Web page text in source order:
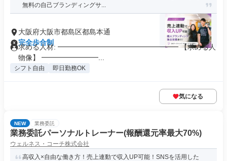
無料の自己ブランディングサ...
大阪府大阪市都島区都島本通
完全歩合制
求める人材: ━━━━━━━━━━━━━━━━━ 【求める人
物像】 ━━━━━━━━...
シフト自由 即日勤務OK
気になる
NEW 業務委託
業務委託パーソナルトレーナー(報酬還元率最大70%)
ウェルネス・コーチ株式会社
高収入×自由な働き方！売上連動で収入UP可能！SNSを活用した